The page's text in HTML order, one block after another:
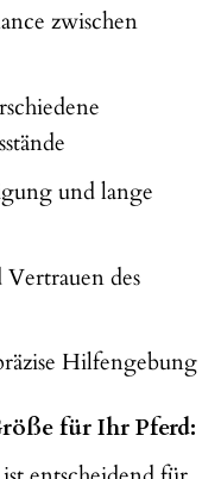
zwischen
und lange
Vertrauen des
Hilfengebung
für Ihr Pferd: